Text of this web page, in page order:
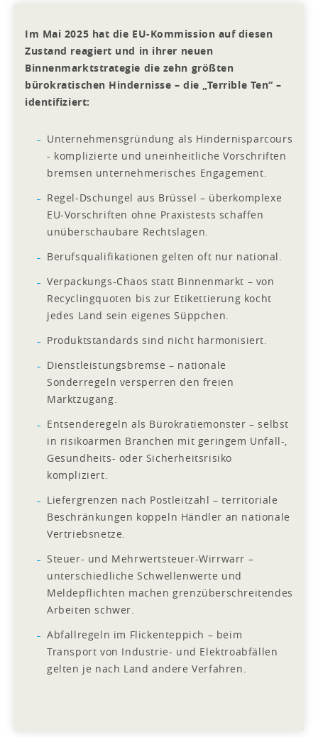
Im Mai 2025 hat die EU-Kommission auf diesen
Zustand reagiert und in ihrer neuen
Binnenmarktstrategie die zehn größten
bürokratischen Hindernisse – die „Terrible Ten“ –
identifiziert:
Unternehmensgründung als Hindernisparcours
- komplizierte und uneinheitliche Vorschriften
bremsen unternehmerisches Engagement.
Regel-Dschungel aus Brüssel – überkomplexe
EU-Vorschriften ohne Praxistests schaffen
unüberschaubare Rechtslagen.
Berufsqualifikationen gelten oft nur national.
Verpackungs-Chaos statt Binnenmarkt – von
Recyclingquoten bis zur Etikettierung kocht
jedes Land sein eigenes Süppchen.
Produktstandards sind nicht harmonisiert.
Dienstleistungsbremse – nationale
Sonderregeln versperren den freien
Marktzugang.
Entsenderegeln als Bürokratiemonster – selbst
in risikoarmen Branchen mit geringem Unfall-,
Gesundheits- oder Sicherheitsrisiko
kompliziert.
Liefergrenzen nach Postleitzahl – territoriale
Beschränkungen koppeln Händler an nationale
Vertriebsnetze.
Steuer- und Mehrwertsteuer-Wirrwarr –
unterschiedliche Schwellenwerte und
Meldepflichten machen grenzüberschreitendes
Arbeiten schwer.
Abfallregeln im Flickenteppich – beim
Transport von Industrie- und Elektroabfällen
gelten je nach Land andere Verfahren.